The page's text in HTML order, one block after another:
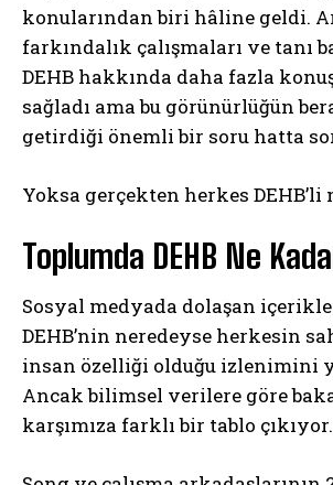
konularından biri hâline geldi.
farkındalık çalışmaları ve tanı
DEHB hakkında daha fazla
sağladı ama bu görünürlüğün
getirdiği önemli bir soru hatta
Yoksa gerçekten herkes DEHB’li
Toplumda DEHB Ne
Sosyal medyada dolaşan
DEHB’nin neredeyse herkesin
insan özelliği olduğu izlenimini
Ancak bilimsel verilere göre
karşımıza farklı bir tablo çıkıyor.